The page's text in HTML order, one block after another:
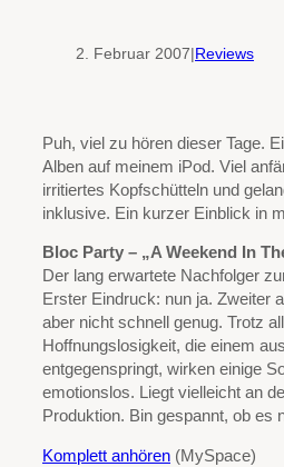
2. Februar 2007|Reviews
Puh, viel zu hören dieser Tage.
Alben auf meinem iPod. Viel
irritiertes Kopfschütteln und
inklusive. Ein kurzer Einblick in
Bloc Party – „A Weekend In
Der lang erwartete Nachfolger
Erster Eindruck: nun ja. Zweiter
aber nicht schnell genug. Trotz
Hoffnungslosigkeit, die einem
entgegenspringt, wirken einige
emotionslos. Liegt vielleicht an
Produktion. Bin gespannt, ob es
Komplett anhören (MySpace)